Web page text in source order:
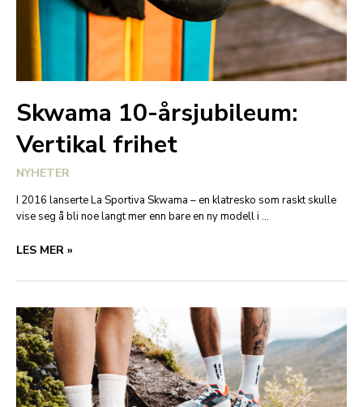
Skwama 10-årsjubileum:
Vertikal frihet
NYHETER
I 2016 lanserte La Sportiva Skwama – en klatresko som raskt skulle
vise seg å bli noe langt mer enn bare en ny modell i …
SKWAMA
ÅRSJUBILEUM:
FRIHET
LES MER »